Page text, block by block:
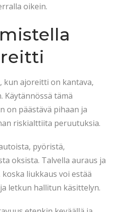
oikein.
kun ajoreitti on kantava,
Käytännössä tämä
on päästävä pihaan ja
riskialttiita peruutuksia.
pyöristä,
oksista. Talvella auraus ja
liukkaus voi estää
letkun hallitun käsittelyn.